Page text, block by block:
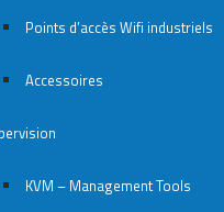
Points d’accès Wifi industriels
Accessoires
KVM – Management Tools